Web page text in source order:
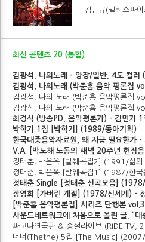
김민규(델리스파
최신 콘텐츠 20 (통합)
김광석, 나의노래 - 양장/일반, 4도 컬러 (
김광석, 나의노래 (박준흠 음악 평론집
김광석, 나의 노래 (박준흠 음악평론집
김광석, 나의 노래 (박준흠 음악평론집
최경식 (방송PD, 음악평론가) - 김민기 1
박학기 1집 [박학기] (1989/동아기획)
한국대중음악자료원, 왜 지금 필요한가 -
V.A. [박노해 노동의 새벽 20주년 헌정음
정태춘․박은옥 [발췌곡집2] (1991/삶의
정태춘․박은옥 [발췌곡집1] (1987/한국
정태춘 Single [정태춘 신곡모음] (1978/
장영희 [가버린 계절] (1978/신세계) - 정
[박준흠 음악평론집] 시리즈 단행본
사운드네트워크에 처음으로 올린 글, “대
파고다연극관 & 송설라이브 (RIDE TV,
더더(Thethe) 5집 [The Music] (2007/